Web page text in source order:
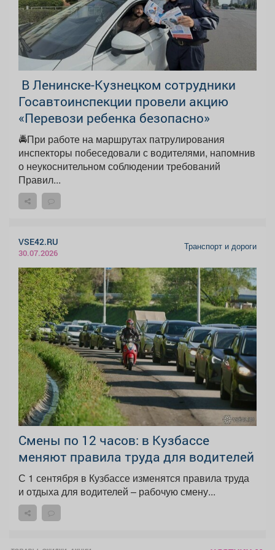
‍ В Ленинске-Кузнецком сотрудники
Госавтоинспекции провели акцию
«Перевози ребенка безопасно»
🚔При работе на маршрутах патрулирования
инспекторы побеседовали с водителями, напомнив
о неукоснительном соблюдении требований
Правил...
VSE42.RU
30.07.2026
Транспорт и дороги
Смены по 12 часов: в Кузбассе
меняют правила труда для водителей
С 1 сентября в Кузбассе изменятся правила труда
и отдыха для водителей – рабочую смену...